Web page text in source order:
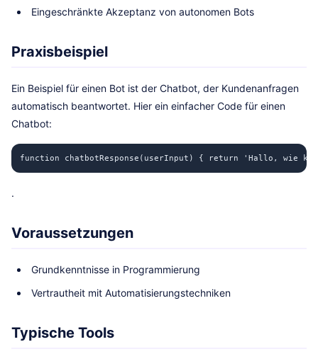
Eingeschränkte Akzeptanz von autonomen Bots
Praxisbeispiel
Ein Beispiel für einen Bot ist der Chatbot, der Kundenanfragen
automatisch beantwortet. Hier ein einfacher Code für einen
Chatbot:
function chatbotResponse(userInput) { return 'Hallo, wie
.
Voraussetzungen
Grundkenntnisse in Programmierung
Vertrautheit mit Automatisierungstechniken
Typische Tools